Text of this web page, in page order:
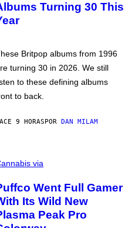
Turning 30 This
Britpop albums from 1996
turning 30 in 2026. We still
to these defining albums
to back.
9 HORASPOR DAN MILAM
via
Went Full Gamer
Its Wild New
Peak Pro